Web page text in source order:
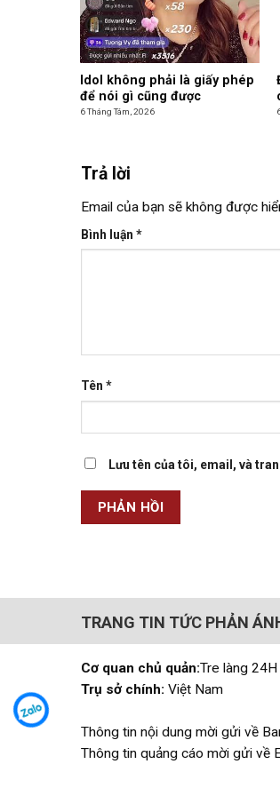
Idol không phải là giấy phép
để nói gì cũng được
6 Tháng Tám, 2026
Trả lời
Email của bạn sẽ không được
Bình luận *
Tên *
Lưu tên của tôi, email, và
TRANG TIN TỨC PHẢN
Cơ quan chủ quản:Tre làng 24H
Trụ sở chính: Việt Nam
Thông tin nội dung mời gửi về
Thông tin quảng cáo mời gửi về